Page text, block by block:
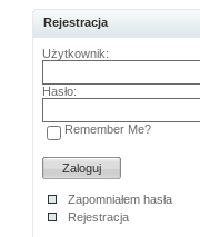
Rejestracja
Użytkownik:
Hasło:
Remember Me?
Zapomniałem hasła
Rejestracja